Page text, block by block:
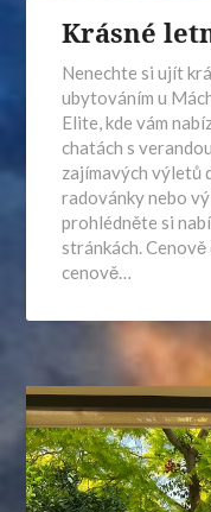
Krásné
Nenechte si ujít
ubytováním u
Elite, kde vám
chatách s
zajímavých výletů
radovánky nebo
prohlédněte si
stránkách.
cenově…